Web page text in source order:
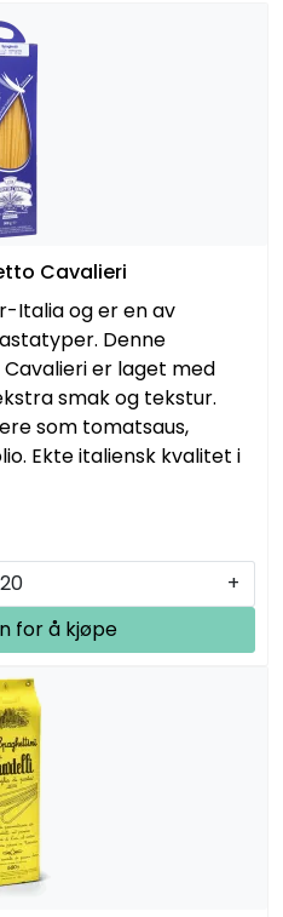
Cavalieri
Italia og er en av
Denne
er laget med
smak og tekstur.
som tomatsaus,
Ekte italiensk kvalitet i
+
for å kjøpe